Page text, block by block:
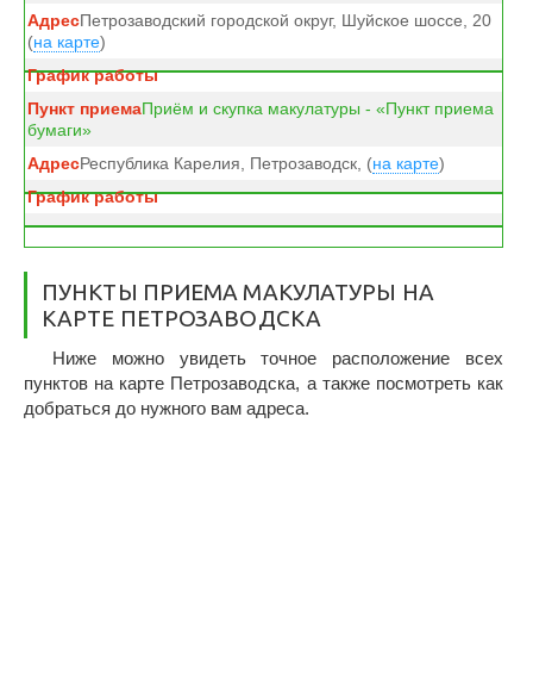
Петрозаводский городской округ, Шуйское шоссе, 20
(на карте)
Приём и скупка макулатуры - «Пункт приема
бумаги»
Республика Карелия, Петрозаводск, (на карте)
ПУНКТЫ ПРИЕМА МАКУЛАТУРЫ НА
КАРТЕ ПЕТРОЗАВОДСКА
Ниже можно увидеть точное расположение всех
пунктов на карте Петрозаводска, а также посмотреть как
добраться до нужного вам адреса.